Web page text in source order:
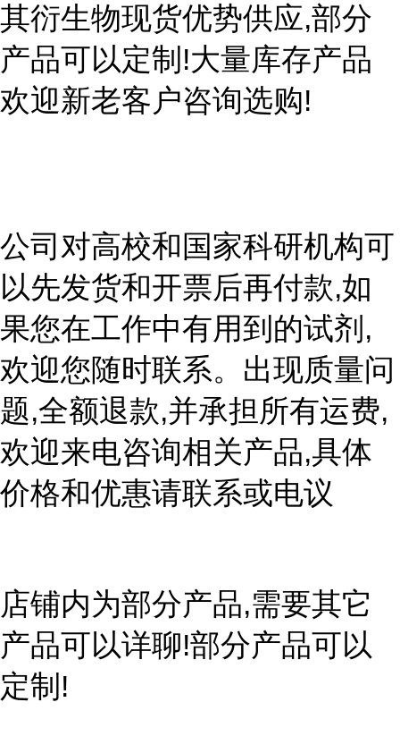
其衍生物现货优势供应,部分
产品可以定制!大量库存产品
欢迎新老客户咨询选购!
公司对高校和国家科研机构可
以先发货和开票后再付款,如
果您在工作中有用到的试剂,
欢迎您随时联系。出现质量问
题,全额退款,并承担所有运费,
欢迎来电咨询相关产品,具体
价格和优惠请联系或电议
店铺内为部分产品,需要其它
产品可以详聊!部分产品可以
定制!